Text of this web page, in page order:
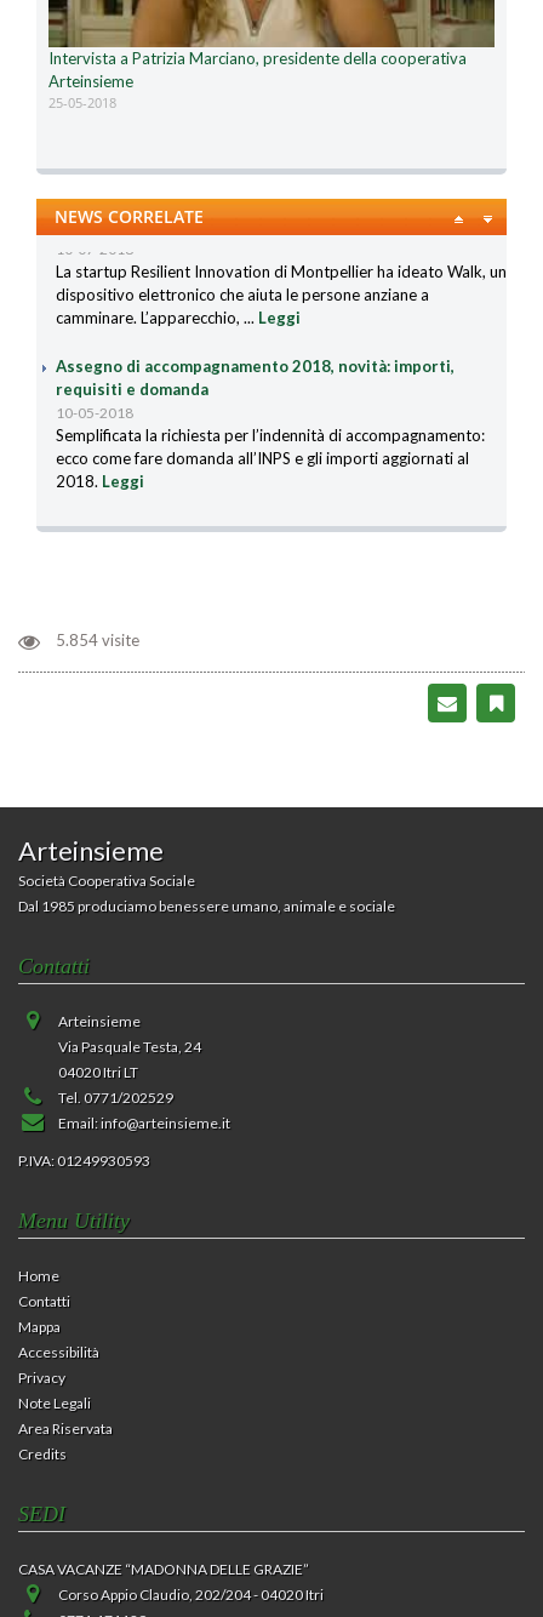
Intervista a Patrizia Marciano, presidente della cooperativa
Arteinsieme
25-05-2018
NEWS CORRELATE
Walk, l’innovazione che fa camminare gli anziani
10-07-2018
dispositivo elettronico che aiuta le persone anziane a
camminare. L’apparecchio, ...Leggi
requisiti e domanda
10-05-2018
Semplificata la richiesta per l’indennità di accompagnamento:
ecco come fare domanda all’INPS e gli importi aggiornati al
2018.Leggi
5.854 visite
Arteinsieme
Società Cooperativa Sociale
Dal 1985 produciamo benessere umano, animale e sociale
Contatti
Arteinsieme
Via Pasquale Testa, 24
04020 Itri LT
Tel. 0771/202529
Email:info@arteinsieme.it
P.IVA: 01249930593
Menu Utility
Home
Contatti
Mappa
Accessibilità
Privacy
Note Legali
Area Riservata
Credits
SEDI
CASA VACANZE “MADONNA DELLE GRAZIE”
Corso Appio Claudio, 202/204 - 04020 Itri